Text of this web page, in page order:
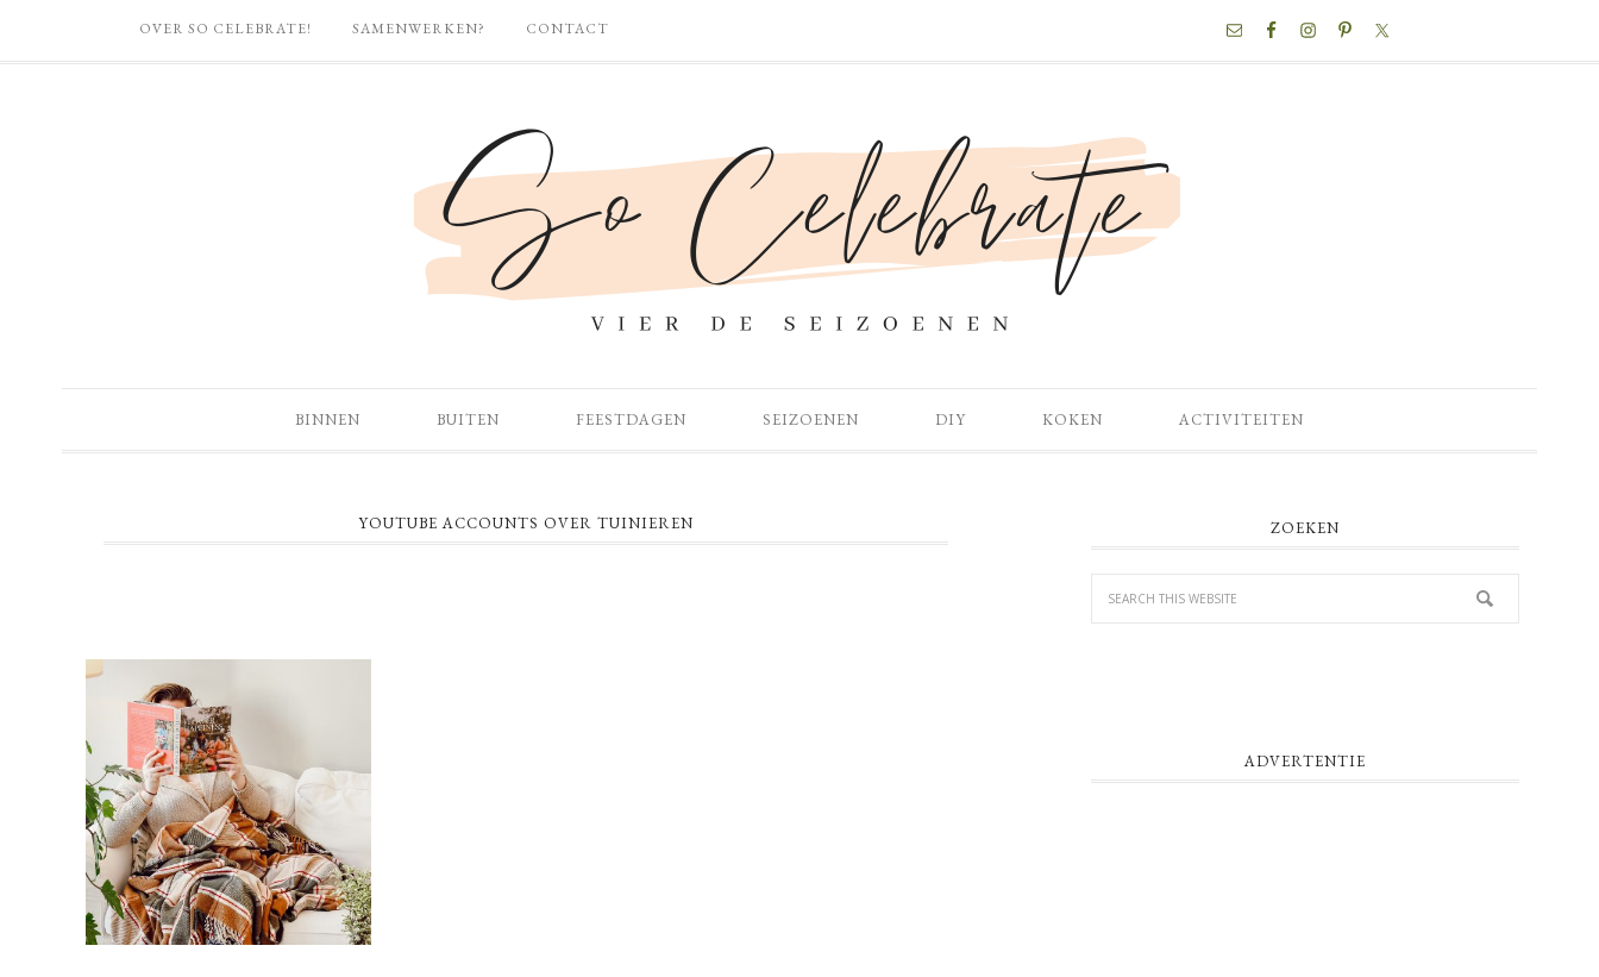
OVER SO CELEBRATE! SAMENWERKEN? CONTACT
BINNEN BUITEN FEESTDAGEN SEIZOENEN DIY KOKEN ACTIVITEITEN
YOUTUBE ACCOUNTS OVER TUINIEREN ZOEKEN
ADVERTENTIE